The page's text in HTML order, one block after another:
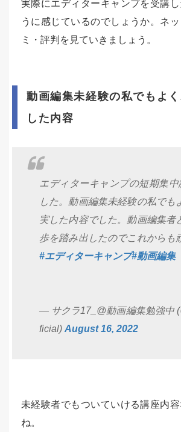
実際にエディターキャンプを受講
うに感じているのでしょうか。ネ
ミ・評判を見ていきましょう。
動画編集未経験の私でもよ
した内容
エディターキャンプの短期集
した。動画編集未経験の私でも
実した内容でした。動画編集者
歩を踏み出したのでこれからも
#エディターキャンプ#動画編集
— サクラ17_@動画編集勉強中
ficial) August 16, 2022
未経験者でもついていける講座内
ね。